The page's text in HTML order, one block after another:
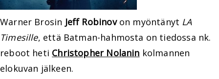
Warner Brosin Jeff Robinovon myöntänyt LA
Timesille, että Batman-hahmosta on tiedossa nk.
reboot heti Christopher Nolanin kolmannen
elokuvan jälkeen.